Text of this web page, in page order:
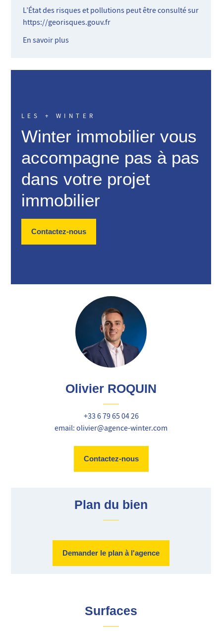
L’État des risques et pollutions peut être consulté sur
https://georisques.gouv.fr
En savoir plus
LES + WINTER
Winter immobilier vous
accompagne pas à pas
dans votre projet
immobilier
Contactez-nous
Olivier ROQUIN
+33 6 79 65 04 26
email: olivier@agence-winter.com
Contactez-nous
Plan du bien
Demander le plan à l'agence
Surfaces